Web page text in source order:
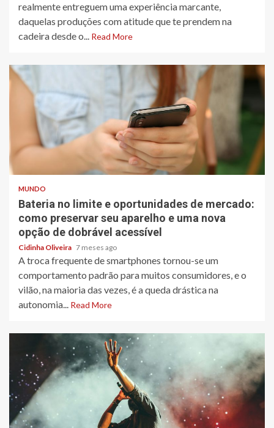
realmente entreguem uma experiência marcante,
daquelas produções com atitude que te prendem na
cadeira desde o... Read More
MUNDO
Bateria no limite e oportunidades de mercado:
como preservar seu aparelho e uma nova
opção de dobrável acessível
Cidinha Oliveira 7 meses ago
A troca frequente de smartphones tornou-se um
comportamento padrão para muitos consumidores, e o
vilão, na maioria das vezes, é a queda drástica na
autonomia... Read More
3 min read